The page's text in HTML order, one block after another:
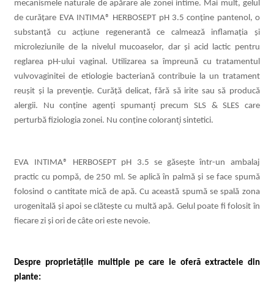
mecanismele naturale de apărare ale zonei intime. Mai mult, gelul
de curățare EVA INTIMA® HERBOSEPT pH 3.5 conține pantenol, o
substanță cu acțiune regenerantă ce calmează inflamația și
microleziunile de la nivelul mucoaselor, dar și acid lactic pentru
reglarea pH-ului vaginal. Utilizarea sa împreună cu tratamentul
vulvovaginitei de etiologie bacteriană contribuie la un tratament
reușit și la prevenţie. Curăță delicat, fără să irite sau să producă
alergii. Nu conține agenți spumanți precum SLS & SLES care
perturbăfiziologia zonei. Nu conține coloranti sintetici.
EVA INTIMA® HERBOSEPT pH 3.5 se găsește într-un ambalaj
practic cu pompă, de 250 ml.Se aplică în palmă și se face spumă
folosind o cantitate mică de apă. Cu această spumă se spală zona
urogenitală și apoi se clătește cu multă apă. Gelul poate fi folosit în
fiecare zi și ori de câte ori este nevoie.
Despre proprietățile multiple pe care le oferăextractele din
plante: